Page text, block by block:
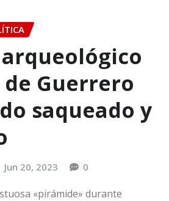
Guerrero
saqueado y
Jun 20, 2023 0
«pirámide» durante